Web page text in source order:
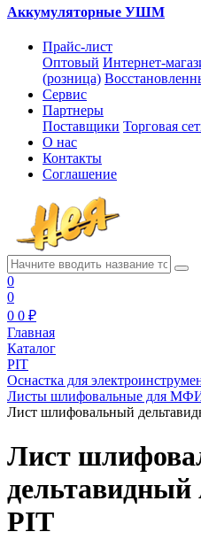
Аккумуляторные УШМ
Прайс-лист
Оптовый Интернет-
(розница)
Сервис
Партнеры
Поставщики Торговая
О нас
Контакты
Соглашение
0
0
0 0 ₽
Главная
Каталог
PIT
Оснастка для
Листы шлифовальные для
Лист шлифовальный
Лист
дельтавидный
PIT